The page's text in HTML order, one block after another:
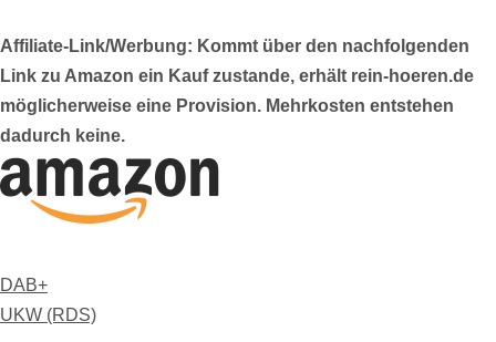
Affiliate-Link/Werbung: Kommt über den nachfolgenden
Link zu Amazon ein Kauf zustande, erhält rein-hoeren.de
möglicherweise eine Provision. Mehrkosten entstehen
dadurch keine.
DAB+
UKW (RDS)